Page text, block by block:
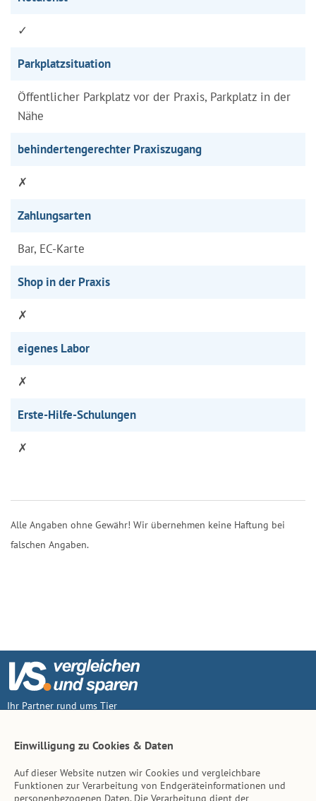
✓
Parkplatzsituation
Öffentlicher Parkplatz vor der Praxis, Parkplatz in der
Nähe
behindertengerechter Praxiszugang
✗
Zahlungsarten
Bar, EC-Karte
Shop in der Praxis
✗
eigenes Labor
✗
Erste-Hilfe-Schulungen
✗
Alle Angaben ohne Gewähr! Wir übernehmen keine Haftung bei
falschen Angaben.
Ihr Partner rund ums Tier
Inhalt
Einwilligung zu Cookies & Daten
Auf dieser Website nutzen wir Cookies und vergleichbare
Funktionen zur Verarbeitung von Endgeräteinformationen und
personenbezogenen Daten. Die Verarbeitung dient der